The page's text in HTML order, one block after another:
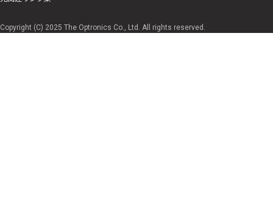
Copyright (C) 2025 The Optronics Co., Ltd. All rights reserved.